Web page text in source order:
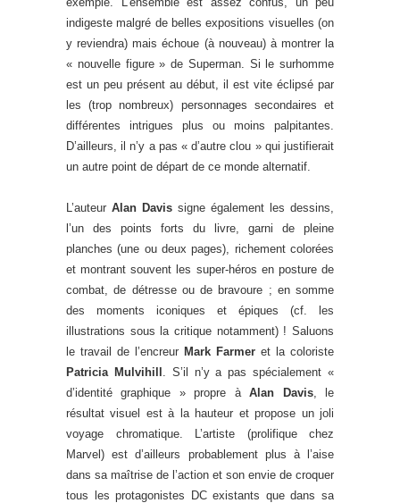
indigeste malgré de belles expositions visuelles (on
y reviendra) mais échoue (à nouveau) à montrer la
« nouvelle figure » de Superman. Si le surhomme
est un peu présent au début, il est vite éclipsé par
les (trop nombreux) personnages secondaires et
différentes intrigues plus ou moins palpitantes.
D’ailleurs, il n’y a pas « d’autre clou » qui justifierait
un autre point de départ de ce monde alternatif.
L’auteur Alan Davis signe également les dessins,
l’un des points forts du livre, garni de pleine
planches (une ou deux pages), richement colorées
et montrant souvent les super-héros en posture de
combat, de détresse ou de bravoure ; en somme
des moments iconiques et épiques (cf. les
illustrations sous la critique notamment) ! Saluons
le travail de l’encreur Mark Farmer et la coloriste
Patricia Mulvihill
. S’il n’y a pas spécialement «
d’identité graphique » propre àAlan Davis, le
résultat visuel est à la hauteur et propose un joli
voyage chromatique. L’artiste (prolifique chez
Marvel) est d’ailleurs probablement plus à l’aise
dans sa maîtrise de l’action et son envie de croquer
tous les protagonistes DC existants que dans sa